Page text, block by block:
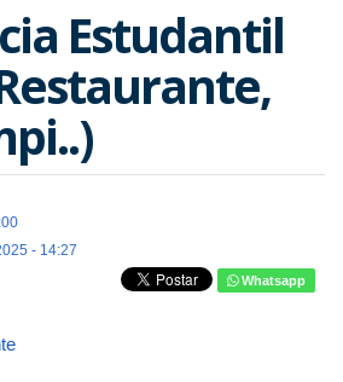
Estudantil
- 14:27
Whatsapp